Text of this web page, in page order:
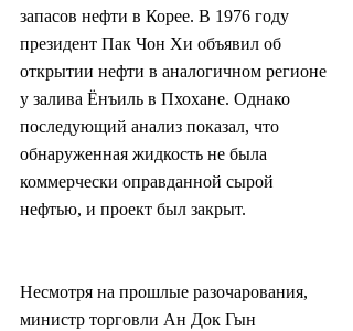
запасов нефти в Корее. В 1976 году
президент Пак Чон Хи объявил об
открытии нефти в аналогичном регионе
у залива Ёнъиль в Пхохане. Однако
последующий анализ показал, что
обнаруженная жидкость не была
коммерчески оправданной сырой
нефтью, и проект был закрыт.
Несмотря на прошлые разочарования,
министр торговли Ан Док Гын